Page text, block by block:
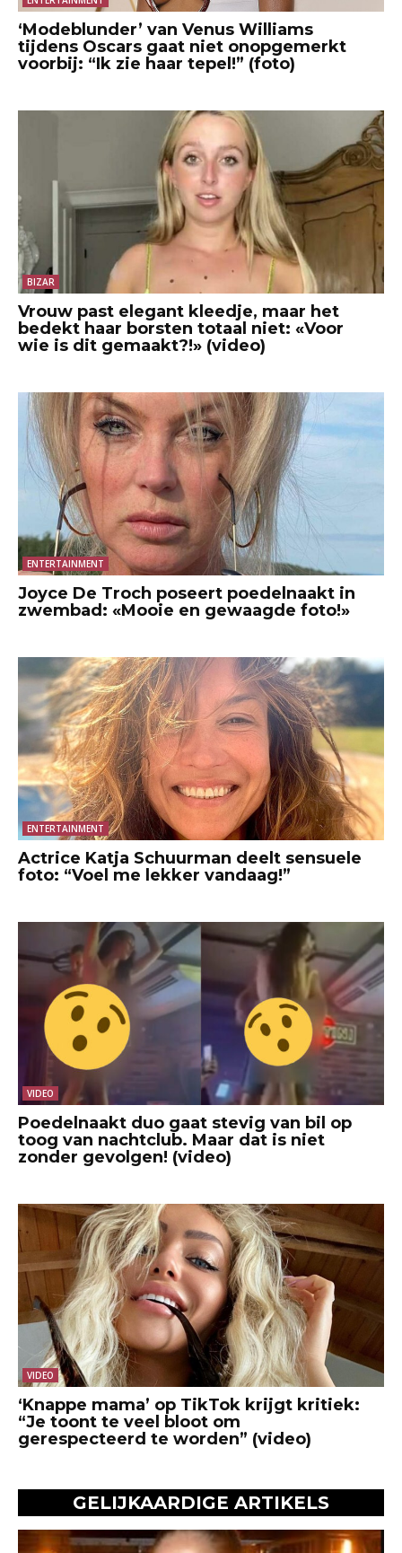
‘Modeblunder’ van Venus Williams
tijdens Oscars gaat niet onopgemerkt
voorbij: “Ik zie haar tepel!” (foto)
BIZAR
Vrouw past elegant kleedje, maar het
bedekt haar borsten totaal niet: «Voor
wie is dit gemaakt?!» (video)
ENTERTAINMENT
Joyce De Troch poseert poedelnaakt in
zwembad: «Mooie en gewaagde foto!»
ENTERTAINMENT
Actrice Katja Schuurman deelt sensuele
foto: “Voel me lekker vandaag!”
VIDEO
Poedelnaakt duo gaat stevig van bil op
toog van nachtclub. Maar dat is niet
zonder gevolgen! (video)
VIDEO
‘Knappe mama’ op TikTok krijgt kritiek:
“Je toont te veel bloot om
gerespecteerd te worden” (video)
GELIJKAARDIGE ARTIKELS